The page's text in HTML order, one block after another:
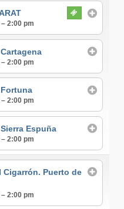
2:00 pm
Cartagena
2:00 pm
Fortuna
2:00 pm
Sierra Espuña
2:00 pm
Cigarrón. Puerto de
2:00 pm